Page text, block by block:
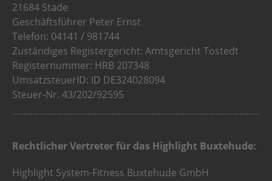
21684 Stade
Geschäftsführer Peter Ernst
Telefon: 04141 / 981744
Zuständiges Registergericht: Amtsgericht Tostedt
Registernummer: HRB 207348
UmsatzsteuerID: ID DE324028094
Steuer-Nr. 43/202/92595
Rechtlicher Vertreter für das Highlight Buxtehude:
Highlight System-Fitness Buxtehude GmbH